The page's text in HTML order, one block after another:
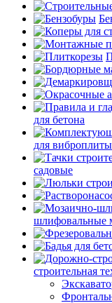
для бетона
для виброплиты
садовые
шлифовальные
строительная